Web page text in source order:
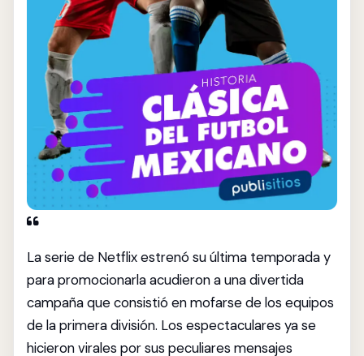
La serie de Netflix estrenó su última temporada y
para promocionarla acudieron a una divertida
campaña que consistió en mofarse de los equipos
de la primera división. Los espectaculares ya se
hicieron virales por sus peculiares mensajes